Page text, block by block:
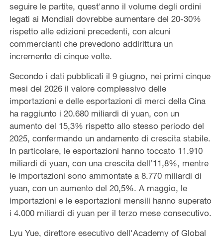
seguire le partite, quest'anno il volume degli ordini
legati ai Mondiali dovrebbe aumentare del 20-30%
rispetto alle edizioni precedenti, con alcuni
commercianti che prevedono addirittura un
incremento di cinque volte.
Secondo i dati pubblicati il 9 giugno, nei primi cinque
mesi del 2026 il valore complessivo delle
importazioni e delle esportazioni di merci della Cina
ha raggiunto i 20.680 miliardi di yuan, con un
aumento del 15,3% rispetto allo stesso periodo del
2025, confermando un andamento di crescita stabile.
In particolare, le esportazioni hanno toccato 11.910
miliardi di yuan, con una crescita dell’11,8%, mentre
le importazioni sono ammontate a 8.770 miliardi di
yuan, con un aumento del 20,5%. A maggio, le
importazioni e le esportazioni mensili hanno superato
i 4.000 miliardi di yuan per il terzo mese consecutivo.
Lyu Yue, direttore esecutivo dell'Academy of Global